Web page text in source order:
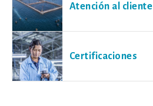
Atención al cliente
Certificaciones